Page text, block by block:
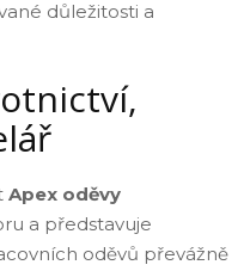
důležitosti a
Apex oděvy
a představuje
oděvů převážně